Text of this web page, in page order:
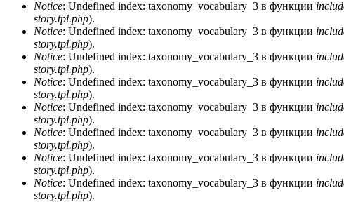
Notice: Undefined index: taxonomy_vocabulary_3 в функции
story.tpl.php).
Notice: Undefined index: taxonomy_vocabulary_3 в функции
story.tpl.php).
Notice: Undefined index: taxonomy_vocabulary_3 в функции
story.tpl.php).
Notice: Undefined index: taxonomy_vocabulary_3 в функции
story.tpl.php).
Notice: Undefined index: taxonomy_vocabulary_3 в функции
story.tpl.php).
Notice: Undefined index: taxonomy_vocabulary_3 в функции
story.tpl.php).
Notice: Undefined index: taxonomy_vocabulary_3 в функции
story.tpl.php).
Notice: Undefined index: taxonomy_vocabulary_3 в функции
story.tpl.php).